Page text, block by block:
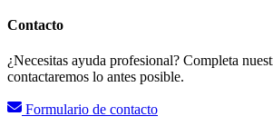
Contacto
¿Necesitas ayuda profesional? Completa
contactaremos lo antes posible.
Formulario de contacto